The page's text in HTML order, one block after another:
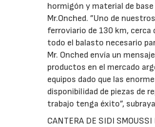
hormigón y material de
Mr.Onched. ”Uno de
ferroviario de 130 km,
todo el balasto necesario
Mr. Onched envía un
productos en el mercado
equipos dado que las
disponibilidad de piezas de
trabajo tenga éxito”,
CANTERA DE SIDI